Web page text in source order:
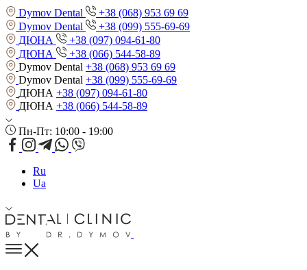
Dymov Dental
+38 (068) 953 69 69
Dymov Dental
+38 (099) 555-69-69
ДЮНА
+38 (097) 094-61-80
ДЮНА
+38 (066) 544-58-89
Dymov Dental +38 (068) 953 69 69
Dymov Dental +38 (099) 555-69-69
ДЮНА +38 (097) 094-61-80
ДЮНА +38 (066) 544-58-89
Пн-Пт: 10:00 - 19:00
Ru
Ua